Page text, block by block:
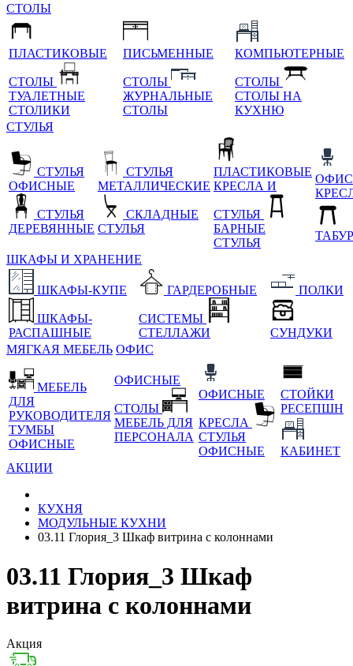
СТОЛЫ
ПЛАСТИКОВЫЕ
СТОЛЫ
ТУАЛЕТНЫЕ
СТОЛИКИ
ПИСЬМЕННЫЕ
СТОЛЫ
ЖУРНАЛЬНЫЕ
СТОЛЫ
КОМПЬЮТЕРНЫЕ
СТОЛЫ
СТОЛЫ НА
КУХНЮ
СТУЛЬЯ
СТУЛЬЯ
ОФИСНЫЕ
СТУЛЬЯ
ДЕРЕВЯННЫЕ
СТУЛЬЯ
МЕТАЛЛИЧЕСКИЕ
СКЛАДНЫЕ
СТУЛЬЯ
ПЛАСТИКОВЫЕ
КРЕСЛА И
СТУЛЬЯ
БАРНЫЕ
СТУЛЬЯ
ШКАФЫ И ХРАНЕНИЕ
ШКАФЫ-КУПЕ
ШКАФЫ-
РАСПАШНЫЕ
ГАРДЕРОБНЫЕ
СИСТЕМЫ
СТЕЛЛАЖИ
ПОЛКИ
СУНДУКИ
МЯГКАЯ МЕБЕЛЬ ОФИС
МЕБЕЛЬ
ДЛЯ
РУКОВОДИТЕЛЯ
ТУМБЫ
ОФИСНЫЕ
ОФИСНЫЕ
СТОЛЫ
МЕБЕЛЬ ДЛЯ
ПЕРСОНАЛА
ОФИСНЫЕ
КРЕСЛА
СТУЛЬЯ
ОФИСНЫЕ
СТОЙКИ
РЕСЕПШН
КАБИНЕТ
АКЦИИ
КУХНЯ
МОДУЛЬНЫЕ КУХНИ
03.11 Глория_3 Шкаф витрина с колоннами
03.11 Глория_3 Шкаф
витрина с колоннами
Акция